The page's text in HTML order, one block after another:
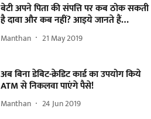
बेटी अपने पिता की संपत्ति पर कब ठोक सकती
है दावा और कब नहीं? आइये जानते हैं…
Manthan 21 May 2019
अब बिना डेबिट-क्रेडिट कार्ड का उपयोग किये
ATM से निकलवा पाएंगे पैसे!
Manthan 24 Jun 2019